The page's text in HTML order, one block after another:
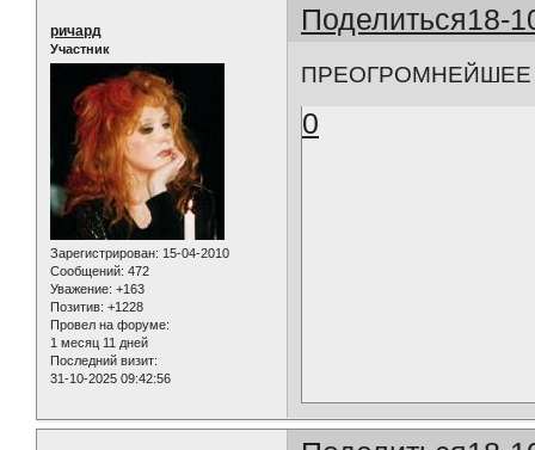
Поделиться18-
ричард
Участник
Зарегистрирован: 15-04-2010
Сообщений: 472
Уважение: +163
Позитив: +1228
Провел на форуме:
1 месяц 11 дней
Последний визит:
31-10-2025 09:42:56
0